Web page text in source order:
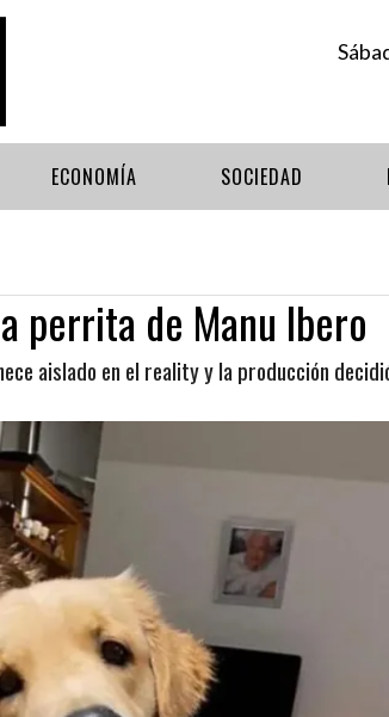
ECONOMÍA SOCIEDAD
perrita de Manu Ibero
aislado en el reality y la producción